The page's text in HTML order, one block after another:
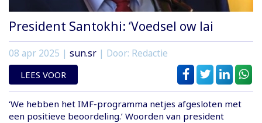
President Santokhi: ‘Voedsel ow lai
08 apr 2025 | sun.sr | Door: Redactie
LEES VOOR
‘We hebben het IMF-programma netjes afgesloten met
een positieve beoordeling.’ Woorden van president